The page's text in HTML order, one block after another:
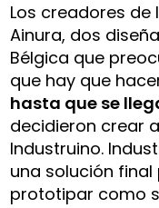
Los creadores de
Ainura, dos
Bélgica que
que hay que
hasta que se
decidieron crear
Industruino.
una solución
prototipar como